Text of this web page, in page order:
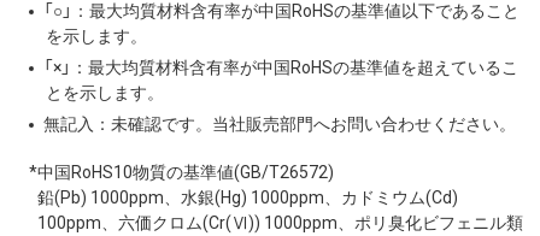
「○」：最大均質材料含有率が中国RoHSの基準値以下であること
を示します。
「×」：最大均質材料含有率が中国RoHSの基準値を超えているこ
とを示します。
無記入：未確認です。当社販売部門へお問い合わせください。
*中国RoHS10物質の基準値(GB/T26572)
鉛(Pb) 1000ppm、水銀(Hg) 1000ppm、カドミウム(Cd)
100ppm、六価クロム(Cr(Ⅵ)) 1000ppm、ポリ臭化ビフェニル類